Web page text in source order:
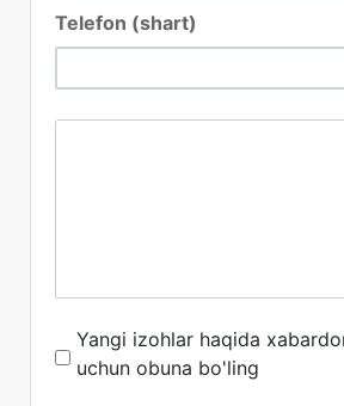
Telefon (shart)
Yangi izohlar haqida
uchun obuna bo'ling